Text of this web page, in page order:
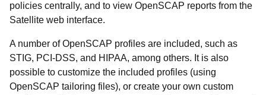
policies centrally, and to view OpenSCAP reports from the
Satellite web interface.
A number of OpenSCAP profiles are included, such as
STIG, PCI-DSS, and HIPAA, among others. It is also
possible to customize the included profiles (using
OpenSCAP tailoring files), or create your own custom